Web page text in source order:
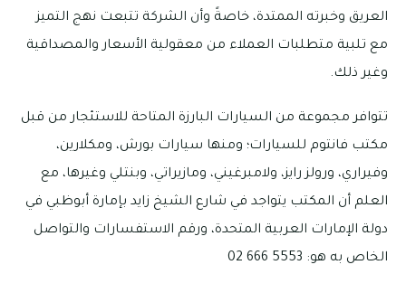
العريق وخبرته الممتدة، خاصةً وأن الشركة تتبعت نهج التميز
مع تلبية متطلبات العملاء من معقولية الأسعار والمصداقية
وغير ذلك.
تتوافر مجموعة من السيارات البارزة المتاحة للاستئجار من قبل
مكتب فانتوم للسيارات؛ ومنها سيارات بورش، ومكلارين،
وفيراري، ورولز رايز، ولامبرغيني، ومازيراتي، وبنتلي وغيرها، مع
العلم أن المكتب يتواجد في شارع الشيخ زايد بإمارة أبوظبي في
دولة الإمارات العربية المتحدة، ورقم الاستفسارات والتواصل
الخاص به هو: 5553 666 02